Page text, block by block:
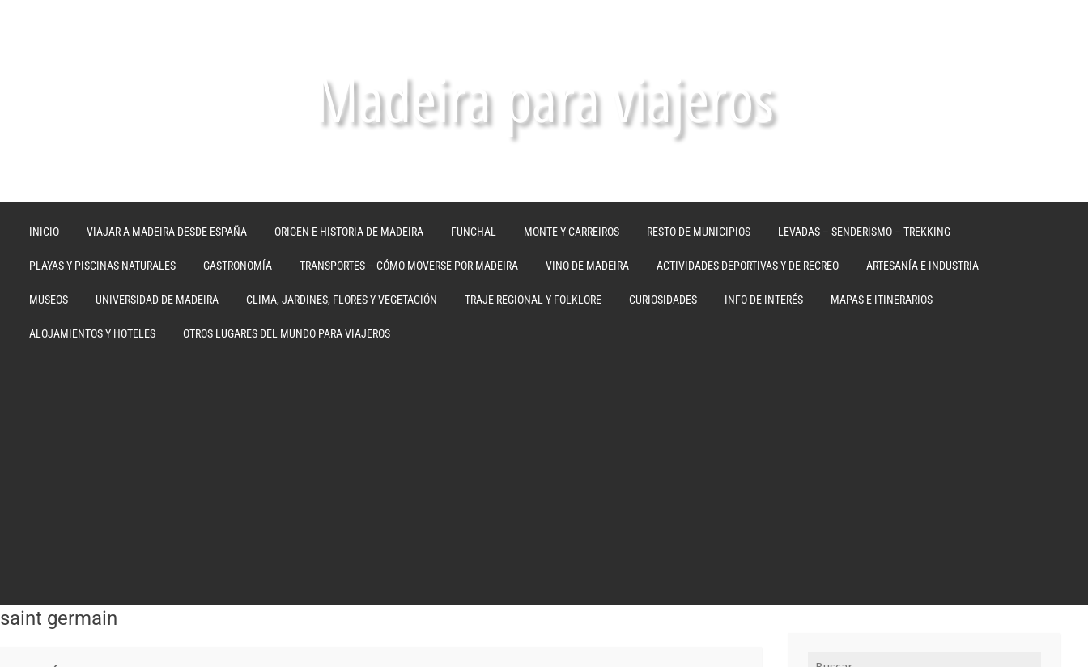
Madeira para viajeros
INICIO VIAJAR A MADEIRA DESDE ESPAÑA ORIGEN E HISTORIA DE MADEIRA FUNCHAL MONTE Y CARREIROS RESTO DE MUNICIPIOS LEVADAS – SENDERISMO – TREKKING
PLAYAS Y PISCINAS NATURALES GASTRONOMÍA TRANSPORTES – CÓMO MOVERSE POR MADEIRA VINO DE MADEIRA ACTIVIDADES DEPORTIVAS Y DE RECREO ARTESANÍA E INDUSTRIA
MUSEOS UNIVERSIDAD DE MADEIRA CLIMA, JARDINES, FLORES Y VEGETACIÓN TRAJE REGIONAL Y FOLKLORE CURIOSIDADES INFO DE INTERÉS MAPAS E ITINERARIOS
ALOJAMIENTOS Y HOTELES OTROS LUGARES DEL MUNDO PARA VIAJEROS
saint germain